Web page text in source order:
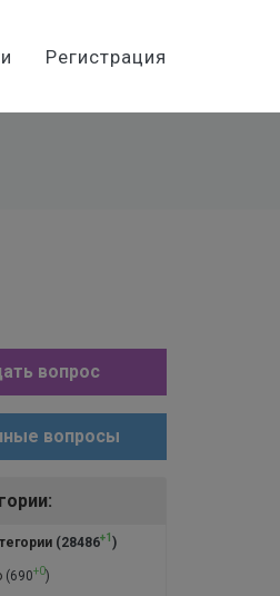
Регистрация
вопрос
вопросы
(28486+1 )
(690+0)